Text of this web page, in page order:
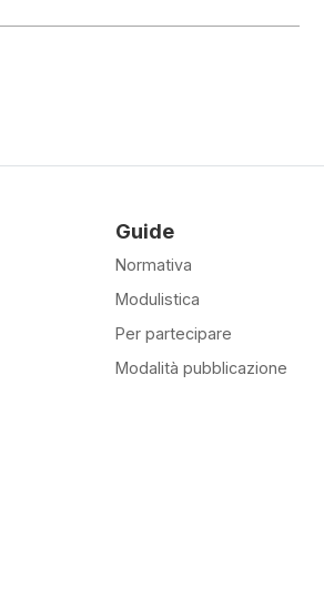
Guide
Normativa
Modulistica
Per partecipare
Modalità pubblicazione